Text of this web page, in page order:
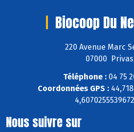
Biocoop Du
220 Avenue Marc
07000 Privas
Téléphone :04 75
Coordonnées GPS :
Nous suivre sur